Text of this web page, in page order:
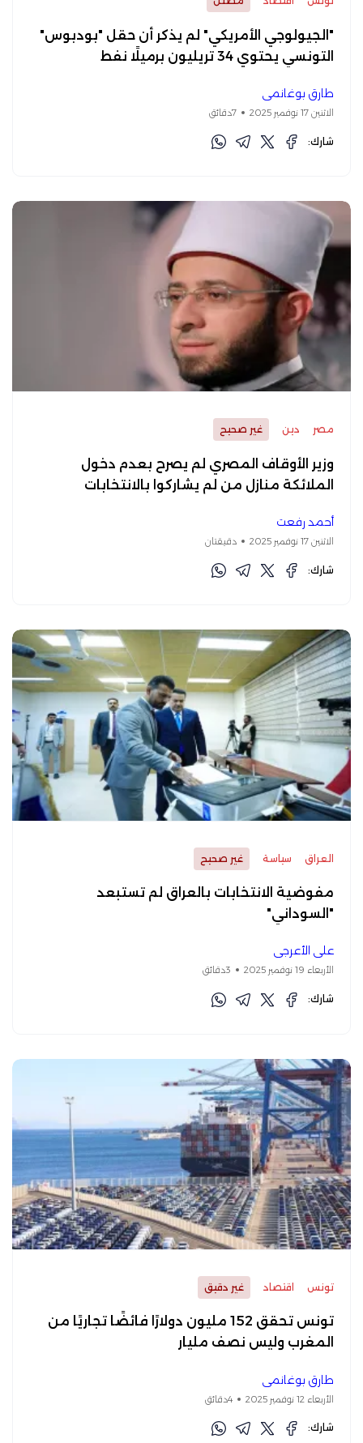
"الجيولوجي الأمريكي" لم يذكر أن حقل "بودبوس"
التونسي يحتوي 34 تريليون برميلًا نفط
طارق بوغانمي
الاثنين 17 نوفمبر 2025 7دقائق
شارك:
مصر دين غير صحيح
وزير الأوقاف المصري لم يصرح بعدم دخول
الملائكة منازل من لم يشاركوا بالانتخابات
أحمد رفعت
الاثنين 17 نوفمبر 2025 دقيقتان
شارك:
العراق سياسة غير صحيح
مفوضية الانتخابات بالعراق لم تستبعد
"السوداني"
علي الأعرجي
الأربعاء 19 نوفمبر 2025 3دقائق
شارك:
تونس اقتصاد غير دقيق
تونس تحقق 152 مليون دولارًا فائضًا تجاريًا من
المغرب وليس نصف مليار
طارق بوغانمي
الأربعاء 12 نوفمبر 2025 4دقائق
شارك: